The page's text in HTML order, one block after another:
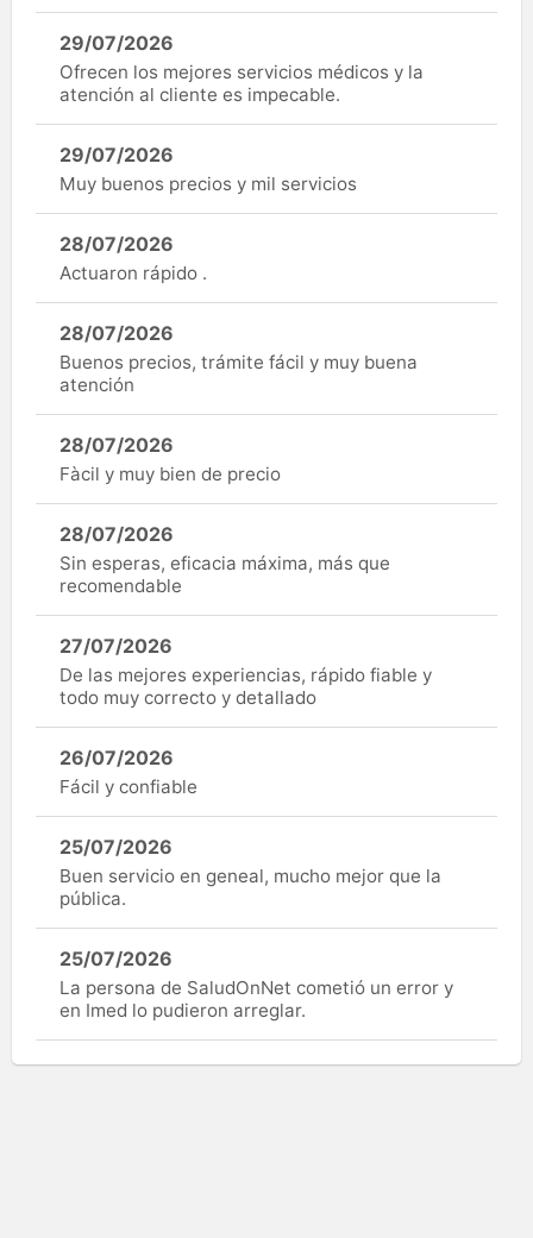
29/07/2026
Ofrecen los mejores servicios médicos y la
atención al cliente es impecable.
29/07/2026
Muy buenos precios y mil servicios
28/07/2026
Actuaron rápido .
28/07/2026
Buenos precios, trámite fácil y muy buena
atención
28/07/2026
Fàcil y muy bien de precio
28/07/2026
Sin esperas, eficacia máxima, más que
recomendable
27/07/2026
De las mejores experiencias, rápido fiable y
todo muy correcto y detallado
26/07/2026
Fácil y confiable
25/07/2026
Buen servicio en geneal, mucho mejor que la
pública.
25/07/2026
La persona de SaludOnNet cometió un error y
en Imed lo pudieron arreglar.